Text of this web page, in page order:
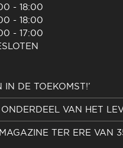
- 18:00
- 18:00
- 17:00
IN DE TOEKOMST!’
VAN HET
TER ERE VAN